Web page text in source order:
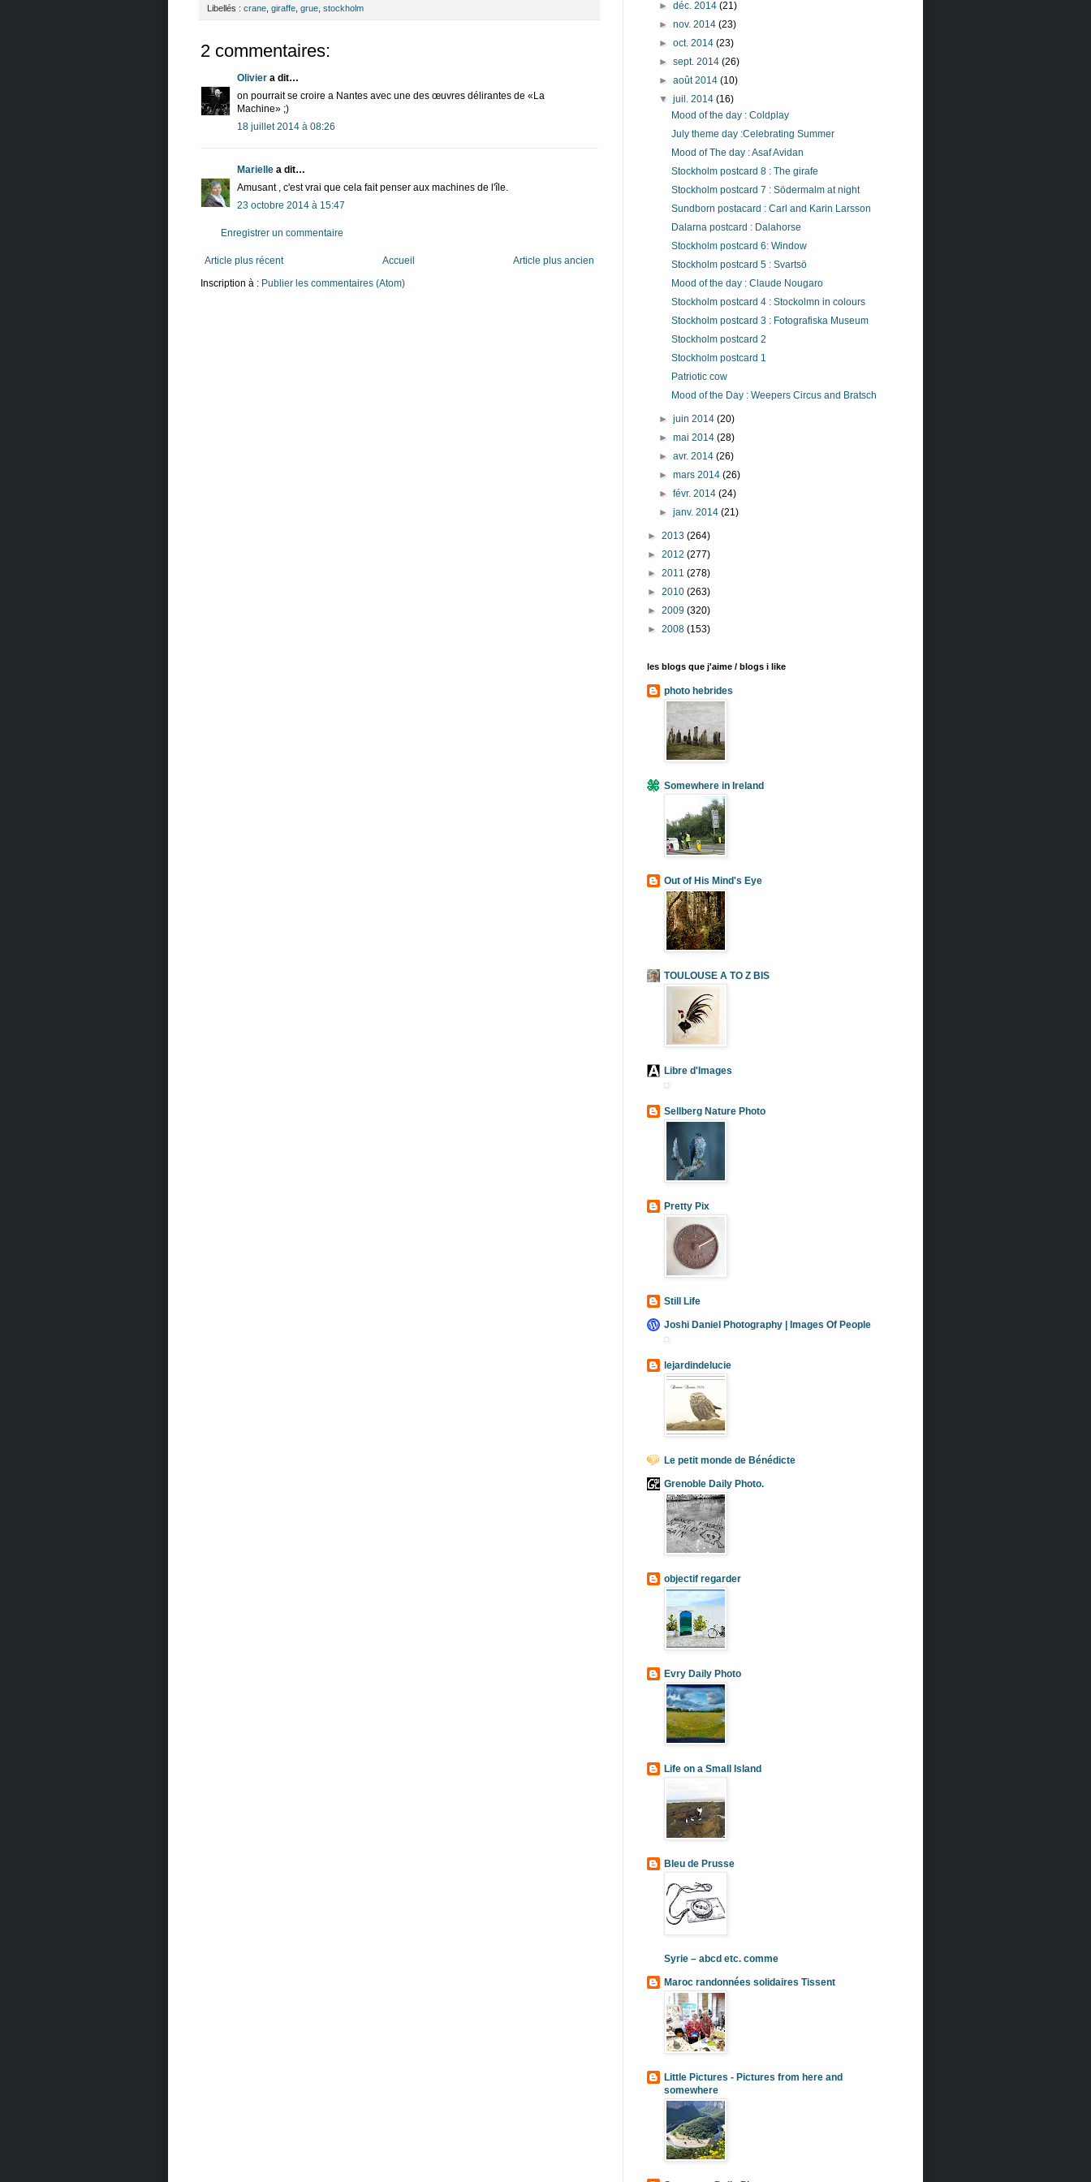
Libellés : crane giraffe grue stockholm
2 commentaires:
Olivier a dit…
on pourrait se croire a Nantes avec une des œuvres délirantes de «La
Machine» ;)
18 juillet 2014 à 08:26
Marielle a dit…
Amusant , c'est vrai que cela fait penser aux machines de l'île.
23 octobre 2014 à 15:47
Enregistrer un commentaire
Article plus récent Article plus ancien
Accueil
Inscription à : Publier les commentaires (Atom)
►déc. 2014(21)
►nov. 2014(23)
►oct. 2014(23)
►sept. 2014(26)
►août 2014(10)
▼juil. 2014(16)
Mood of the day : Coldplay
July theme day :Celebrating Summer
Mood of The day : Asaf Avidan
Stockholm postcard 8 : The girafe
Stockholm postcard 7 : Södermalm at night
Sundborn postacard : Carl and Karin Larsson
Dalarna postcard : Dalahorse
Stockholm postcard 6: Window
Stockholm postcard 5 : Svartsö
Mood of the day : Claude Nougaro
Stockholm postcard 4 : Stockolmn in colours
Stockholm postcard 3 : Fotografiska Museum
Stockholm postcard 2
Stockholm postcard 1
Patriotic cow
Mood of the Day : Weepers Circus and Bratsch
►juin 2014(20)
►mai 2014(28)
►avr. 2014(26)
►mars 2014(26)
►févr. 2014(24)
►janv. 2014(21)
► 2013 (264)
► 2012 (277)
► 2011 (278)
► 2010 (263)
► 2009 (320)
► 2008 (153)
les blogs que j'aime / blogs i like
photo hebrides
Somewhere in Ireland
Out of His Mind's Eye
TOULOUSE A TO Z BIS
Libre d'Images
Sellberg Nature Photo
Pretty Pix
Still Life
Joshi Daniel Photography | Images Of People
lejardindelucie
Le petit monde de Bénédicte
Grenoble Daily Photo.
objectif regarder
Evry Daily Photo
Life on a Small Island
Bleu de Prusse
Syrie – abcd etc. comme
Maroc randonnées solidaires Tissent
Little Pictures - Pictures from here and
somewhere